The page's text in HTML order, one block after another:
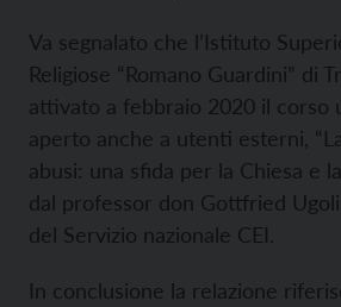
Va segnalato che l’Istituto
Religiose “Romano Guardini” di
attivato a febbraio 2020 il corso
aperto anche a utenti esterni,
abusi: una sfida per la Chiesa e
dal professor don Gottfried
del Servizio nazionale CEI.
In conclusione la relazione